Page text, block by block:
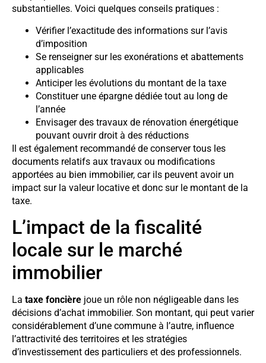
substantielles. Voici quelques conseils pratiques :
Vérifier l’exactitude des informations sur l’avis
d’imposition
Se renseigner sur les exonérations et abattements
applicables
Anticiper les évolutions du montant de la taxe
Constituer une épargne dédiée tout au long de
l’année
Envisager des travaux de rénovation énergétique
pouvant ouvrir droit à des réductions
Il est également recommandé de conserver tous les
documents relatifs aux travaux ou modifications
apportées au bien immobilier, car ils peuvent avoir un
impact sur la valeur locative et donc sur le montant de la
taxe.
L’impact de la fiscalité
locale sur le marché
immobilier
La taxe foncière joue un rôle non négligeable dans les
décisions d’achat immobilier. Son montant, qui peut varier
considérablement d’une commune à l’autre, influence
l’attractivité des territoires et les stratégies
d’investissement des particuliers et des professionnels.